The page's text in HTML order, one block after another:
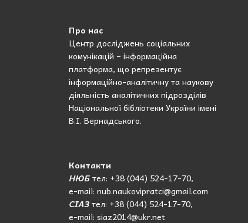
Про нас
Центр досліджень соціальних
комунікацій – інформаційна
платформа, що репрезентує
інформаційно-аналітичну та наукову
діяльність аналітичних підрозділів
Національної бібліотеки України імені
В.І. Вернадського.
Контакти
НЮБтел: +38 (044) 524-17-70,
e-mail: nub.naukovipratci@gmail.com
СІАЗтел: +38 (044) 524-17-70,
e-mail: siaz2014@ukr.net